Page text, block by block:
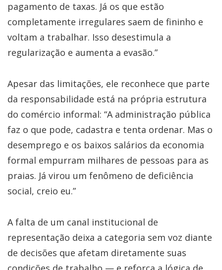
pagamento de taxas. Já os que estão
completamente irregulares saem de fininho e
voltam a trabalhar. Isso desestimula a
regularização e aumenta a evasão.”
Apesar das limitações, ele reconhece que parte
da responsabilidade está na própria estrutura
do comércio informal: “A administração pública
faz o que pode, cadastra e tenta ordenar. Mas o
desemprego e os baixos salários da economia
formal empurram milhares de pessoas para as
praias. Já virou um fenômeno de deficiência
social, creio eu.”
A falta de um canal institucional de
representação deixa a categoria sem voz diante
de decisões que afetam diretamente suas